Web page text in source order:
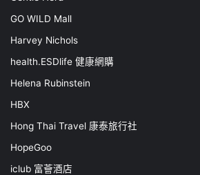
GO WILD Mall
Harvey Nichols
health.ESDlife 健康網購
Helena Rubinstein
HBX
Hong Thai Travel 康泰旅行社
HopeGoo
iclub 富薈酒店